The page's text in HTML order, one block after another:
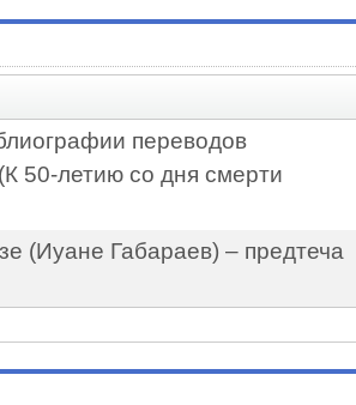
переводов
50-летию со дня смерти
(Иуане Габараев) – предтеча